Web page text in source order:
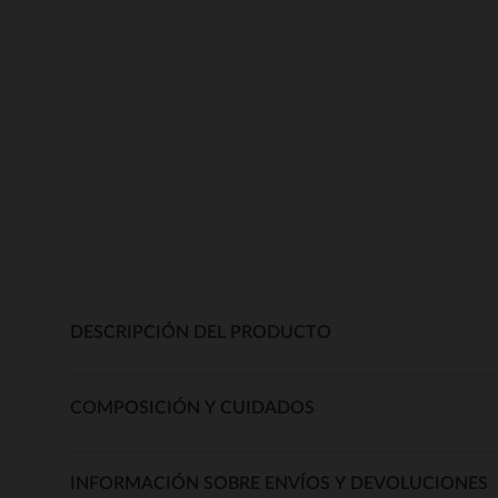
DESCRIPCIÓN DEL PRODUCTO
COMPOSICIÓN Y CUIDADOS
INFORMACIÓN SOBRE ENVÍOS Y DEVOLUCIONES